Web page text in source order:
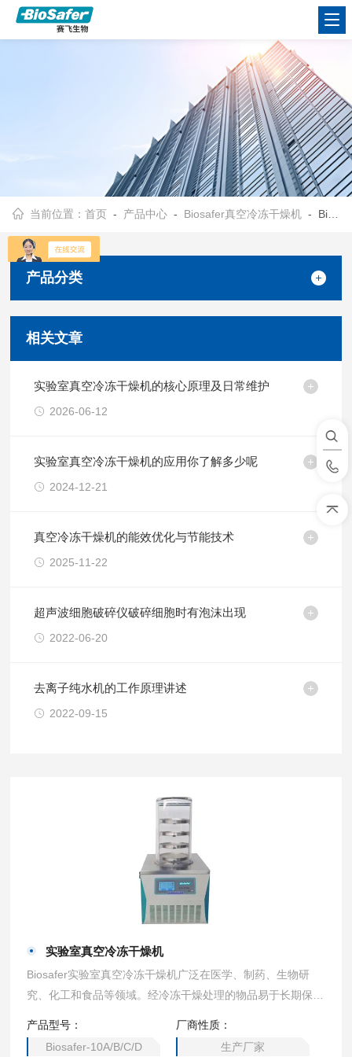
当前位置：首页 - 产品中心 - Biosafer真空冷冻干燥机 - Biosafer-10系列台式
产品分类
相关文章
实验室真空冷冻干燥机的核心原理及日常维护
2026-06-12
实验室真空冷冻干燥机的应用你了解多少呢
2024-12-21
真空冷冻干燥机的能效优化与节能技术
2025-11-22
超声波细胞破碎仪破碎细胞时有泡沫出现
2022-06-20
去离子纯水机的工作原理讲述
2022-09-15
实验室真空冷冻干燥机
Biosafer实验室真空冷冻干燥机广泛在医学、制药、生物研
究、化工和食品等领域。经冷冻干燥处理的物品易于长期保
产品型号：
Biosafer-10A/B/C/D
厂商性质：
生产厂家